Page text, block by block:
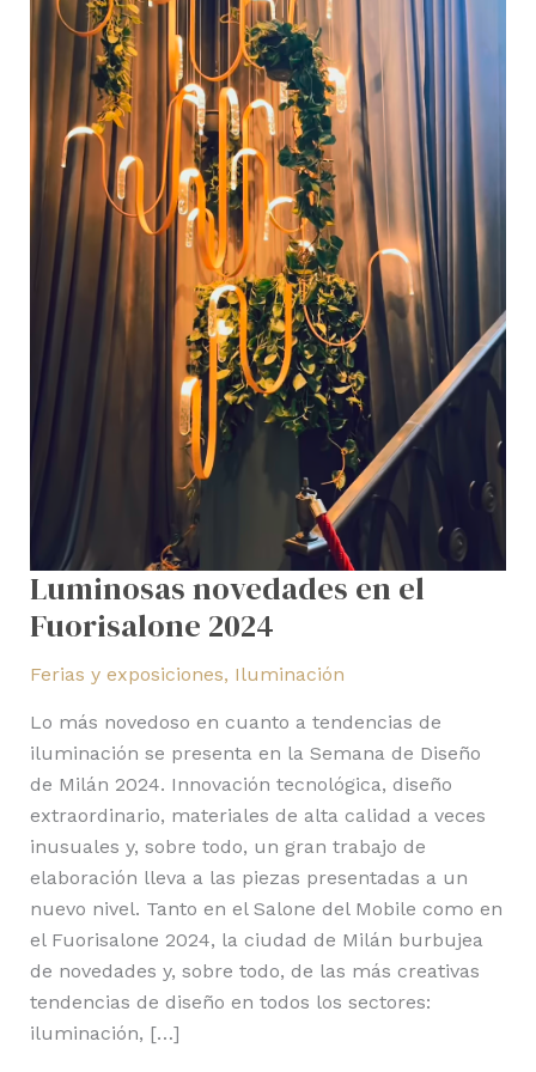
Luminosas novedades en el
Fuorisalone 2024
Ferias y exposiciones, Iluminación
Lo más novedoso en cuanto a tendencias de
iluminación se presenta en la Semana de Diseño
de Milán 2024. Innovación tecnológica, diseño
extraordinario, materiales de alta calidad a veces
inusuales y, sobre todo, un gran trabajo de
elaboración lleva a las piezas presentadas a un
nuevo nivel. Tanto en el Salone del Mobile como en
el Fuorisalone 2024, la ciudad de Milán burbujea
de novedades y, sobre todo, de las más creativas
tendencias de diseño en todos los sectores:
iluminación, […]